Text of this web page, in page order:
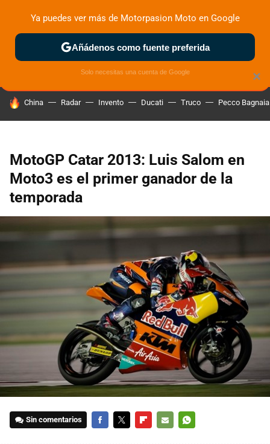
ZONA DE PRUEBAS DEPORTIVAS MOTOS ELÉCTRICAS
HOY SE HABLA DE
China Radar Invento Ducati Truco Pecco Bagnaia
MotoGP Catar 2013: Luis Salom en
Moto3 es el primer ganador de la
temporada
Sin comentarios
×
Ya puedes ver más de Motorpasion Moto en Google
Añádenos como fuente preferida
Solo necesitas una cuenta de Google